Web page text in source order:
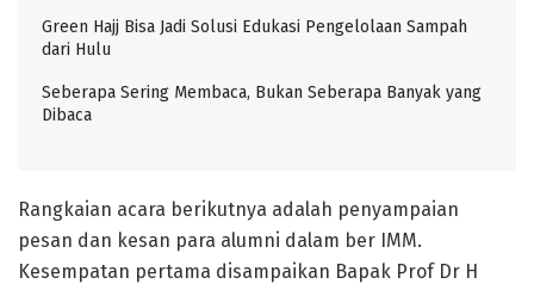
Green Hajj Bisa Jadi Solusi Edukasi Pengelolaan Sampah
dari Hulu
Seberapa Sering Membaca, Bukan Seberapa Banyak yang
Dibaca
Rangkaian acara berikutnya adalah penyampaian
pesan dan kesan para alumni dalam ber IMM.
Kesempatan pertama disampaikan Bapak Prof Dr H